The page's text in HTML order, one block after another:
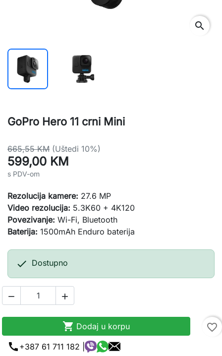
search
GoPro Hero 11 crni Mini
665,55 KM (Uštedi 10%)
599,00 KM
s PDV-om
Rezolucija kamere: 27.6 MP
Video rezolucija: 5.3K60 + 4K120
Povezivanje: Wi-Fi, Bluetooth
Baterija: 1500mAh Enduro baterija
 Dostupno
 
 Dodaj u korpu
favorite_border
call +387 61 711 182 |